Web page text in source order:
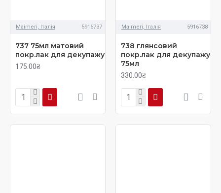
Maimeri, Італія 5916737
737 75мл матовий
покр.лак для декупажу
175.00₴
Maimeri, Італія 5916738
738 глянсовий
покр.лак для декупажу
75мл
330.00₴